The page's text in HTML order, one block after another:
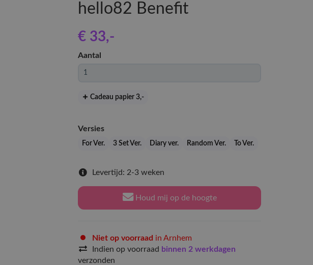
hello82 Benefit
€ 33,-
Aantal
Cadeau papier 3,-
Versies
For Ver. 3 Set Ver. Diary ver. Random Ver. To Ver.
Levertijd: 2-3 weken
Houd mij op de hoogte
Niet op voorraad in Arnhem
Indien op voorraad binnen 2 werkdagen
verzonden